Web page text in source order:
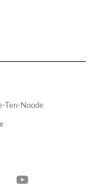
Ten-Noode